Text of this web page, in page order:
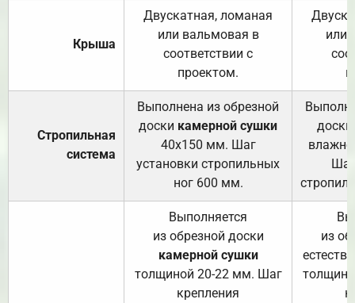
Крыша
Двускатная, ломаная
или вальмовая в
соответствии с
проектом.
или
Стропильная
система
Выполнена из обрезной
доски камерной сушки
40х150 мм. Шаг
установки стропильных
ног 600 мм.
доски
Выполняется
из обрезной доски
камерной сушки
толщиной 20-22 мм. Шаг
крепления
из